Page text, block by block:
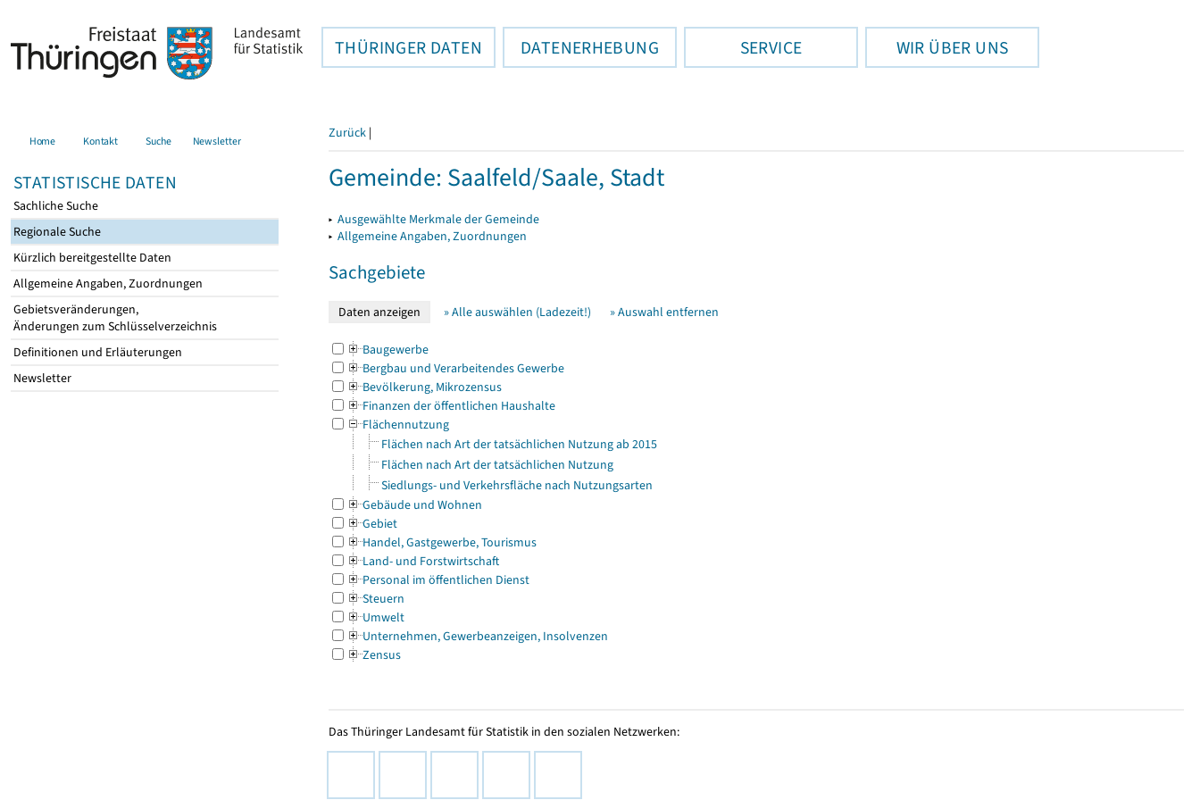
THÜRINGER DATEN DATENERHEBUNG SERVICE WIR ÜBER UNS
Home Kontakt Suche Newsletter
STATISTISCHE DATEN
Sachliche Suche
Regionale Suche
Kürzlich bereitgestellte Daten
Allgemeine Angaben, Zuordnungen
Gebietsveränderungen,
Änderungen zum Schlüsselverzeichnis
Definitionen und Erläuterungen
Newsletter
Zurück |
Gemeinde: Saalfeld/Saale, Stadt
▸ Ausgewählte Merkmale der Gemeinde
▸ Allgemeine Angaben, Zuordnungen
Sachgebiete
» Alle auswählen (Ladezeit!) » Auswahl entfernen
Baugewerbe
Bergbau und Verarbeitendes Gewerbe
Bevölkerung, Mikrozensus
Finanzen der öffentlichen Haushalte
Flächennutzung
Flächen nach Art der tatsächlichen Nutzung ab 2015
Flächen nach Art der tatsächlichen Nutzung
Siedlungs- und Verkehrsfläche nach Nutzungsarten
Gebäude und Wohnen
Gebiet
Handel, Gastgewerbe, Tourismus
Land- und Forstwirtschaft
Personal im öffentlichen Dienst
Steuern
Umwelt
Unternehmen, Gewerbeanzeigen, Insolvenzen
Zensus
Das Thüringer Landesamt für Statistik in den sozialen Netzwerken: